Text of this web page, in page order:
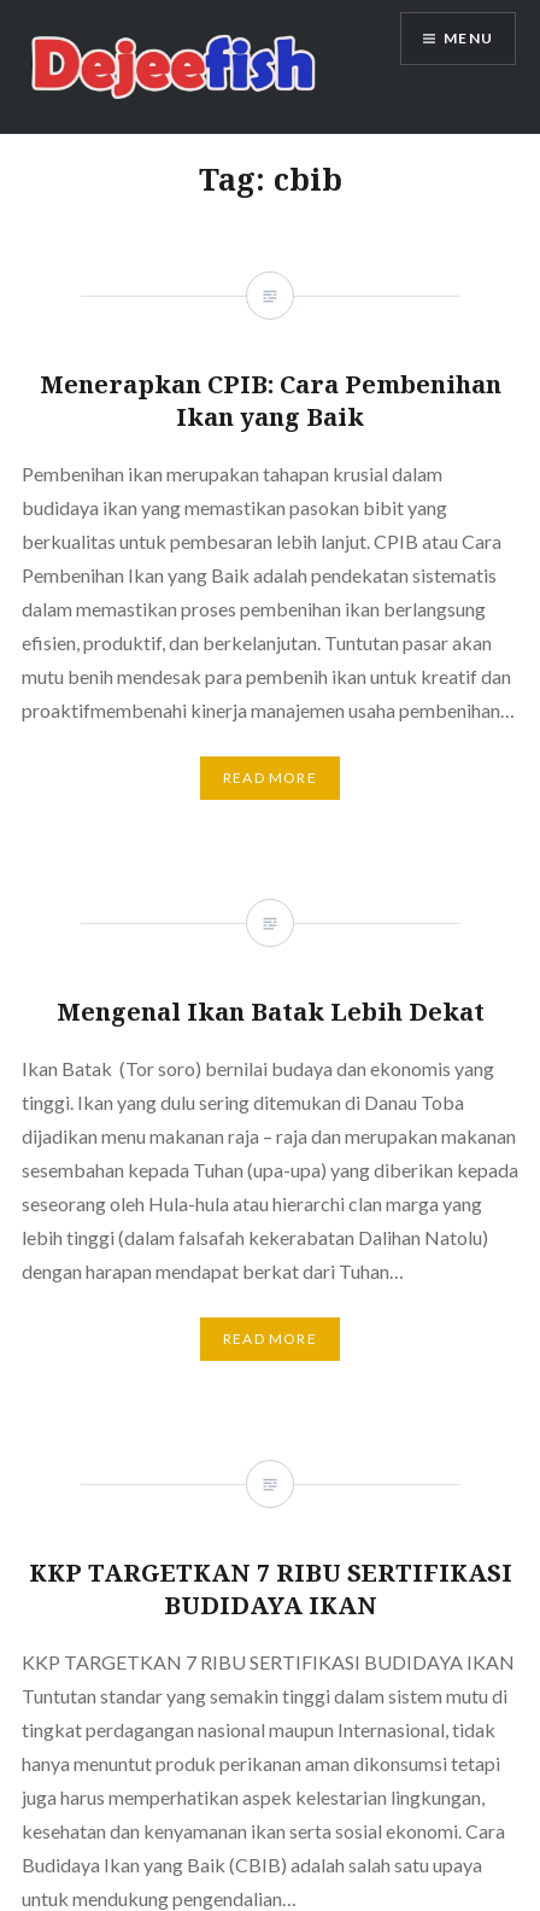
content
DEJEEFISH | PRODUSEN BENIH
IKAN BERKUALITAS INDONESIA
MENU
Tag: cbib
Menerapkan CPIB: Cara Pembenihan
Ikan yang Baik
Pembenihan ikan merupakan tahapan krusial dalam
budidaya ikan yang memastikan pasokan bibit yang
berkualitas untuk pembesaran lebih lanjut. CPIB atau Cara
Pembenihan Ikan yang Baik adalah pendekatan sistematis
dalam memastikan proses pembenihan ikan berlangsung
efisien, produktif, dan berkelanjutan. Tuntutan pasar akan
mutu benih mendesak para pembenih ikan untuk kreatif dan
proaktifmembenahi kinerja manajemen usaha pembenihan…
READ MORE
Mengenal Ikan Batak Lebih Dekat
Ikan Batak (Tor soro) bernilai budaya dan ekonomis yang
tinggi. Ikan yang dulu sering ditemukan di Danau Toba
dijadikan menu makanan raja – raja dan merupakan makanan
sesembahan kepada Tuhan (upa-upa) yang diberikan kepada
seseorang oleh Hula-hula atau hierarchi clan marga yang
lebih tinggi (dalam falsafah kekerabatan Dalihan Natolu)
dengan harapan mendapat berkat dari Tuhan…
READ MORE
KKP TARGETKAN 7 RIBU SERTIFIKASI
BUDIDAYA IKAN
KKP TARGETKAN 7 RIBU SERTIFIKASI BUDIDAYA IKAN
Tuntutan standar yang semakin tinggi dalam sistem mutu di
tingkat perdagangan nasional maupun Internasional, tidak
hanya menuntut produk perikanan aman dikonsumsi tetapi
juga harus memperhatikan aspek kelestarian lingkungan,
kesehatan dan kenyamanan ikan serta sosial ekonomi. Cara
Budidaya Ikan yang Baik (CBIB) adalah salah satu upaya
untuk mendukung pengendalian…